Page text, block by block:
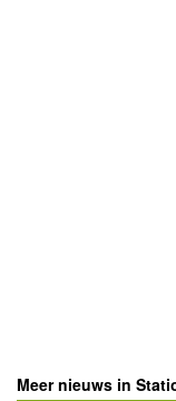
Meer nieuws in